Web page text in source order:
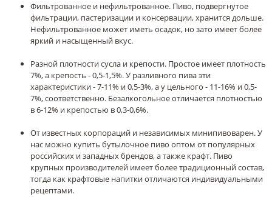
Фильтрованное и нефильтрованное. Пиво, подвергнутое
фильтрации, пастеризации и консервации, хранится дольше.
Нефильтрованное может иметь осадок, но зато имеет более
яркий и насыщенный вкус.
Разной плотности сусла и крепости. Простое имеет плотность
7%, а крепость - 0,5-1,5%. У разливного пива эти
характеристики - 7-11% и 0,5-3%, а у цельного - 11-16% и 0,5-
7%, соответственно. Безалкогольное отличается плотностью
в 6-12% и крепостью в 0,3-0,6%.
От известных корпораций и независимых минипивоварен. У
нас можно купить бутылочное пиво оптом от популярных
российских и западных брендов, а также крафт. Пиво
крупных производителей имеет более традиционный состав,
тогда как крафтовые напитки отличаются индивидуальными
рецептами.